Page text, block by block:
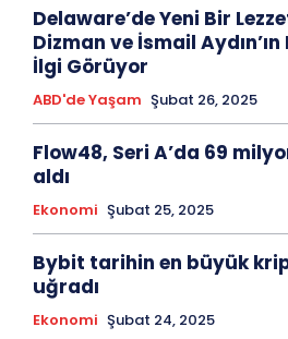
Delaware’de Yeni Bir
Dizman ve İsmail
İlgi Görüyor
ABD'de Yaşam Şubat 26, 2025
Flow48, Seri A’da 69
aldı
Ekonomi Şubat 25, 2025
Bybit tarihin en büyük
uğradı
Ekonomi Şubat 24, 2025